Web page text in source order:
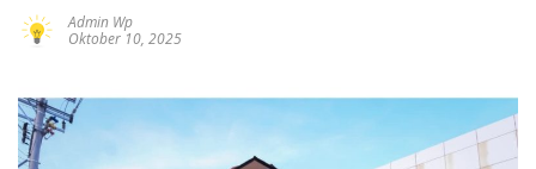
Admin Wp
Oktober 10, 2025